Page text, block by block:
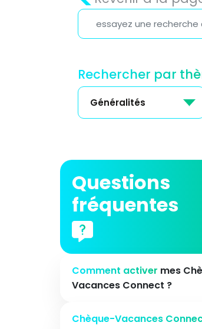
Rechercher par
Généralités
Questions
fréquentes
Comment activer mes
Vacances Connect ?
Chèque-Vacances